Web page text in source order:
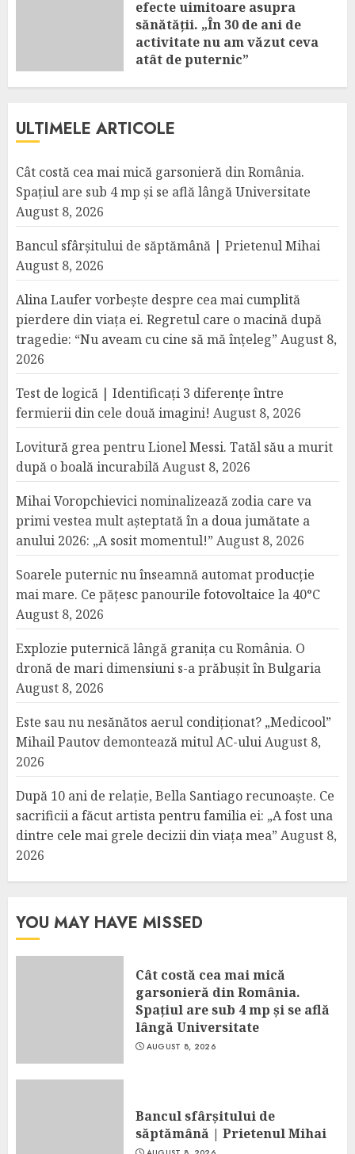
efecte uimitoare asupra
sănătății. „În 30 de ani de
activitate nu am văzut ceva
atât de puternic”
ULTIMELE ARTICOLE
Cât costă cea mai mică garsonieră din România.
Spațiul are sub 4 mp și se află lângă Universitate
August 8, 2026
Bancul sfârșitului de săptămână | Prietenul Mihai
August 8, 2026
Alina Laufer vorbește despre cea mai cumplită
pierdere din viața ei. Regretul care o macină după
tragedie: “Nu aveam cu cine să mă înțeleg” August 8,
2026
Test de logică | Identificați 3 diferențe între
fermierii din cele două imagini! August 8, 2026
Lovitură grea pentru Lionel Messi. Tatăl său a murit
după o boală incurabilăAugust 8, 2026
Mihai Voropchievici nominalizează zodia care va
primi vestea mult așteptată în a doua jumătate a
anului 2026: „A sosit momentul!” August 8, 2026
Soarele puternic nu înseamnă automat producție
mai mare. Ce pățesc panourile fotovoltaice la 40°C
August 8, 2026
Explozie puternică lângă granița cu România. O
dronă de mari dimensiuni s-a prăbușit în Bulgaria
August 8, 2026
Este sau nu nesănătos aerul condiționat? „Medicool”
Mihail Pautov demontează mitul AC-uluiAugust 8,
2026
După 10 ani de relație, Bella Santiago recunoaște. Ce
sacrificii a făcut artista pentru familia ei: „A fost una
dintre cele mai grele decizii din viața mea” August 8,
2026
YOU MAY HAVE MISSED
Cât costă cea mai mică
garsonieră din România.
Spațiul are sub 4 mp și se află
lângă Universitate
AUGUST 8, 2026
Bancul sfârșitului de
săptămână | Prietenul Mihai